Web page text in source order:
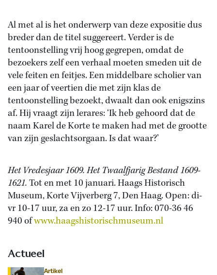
Al met al is het onderwerp van deze expositie dus
breder dan de titel suggereert. Verder is de
tentoonstelling vrij hoog gegrepen, omdat de
bezoekers zelf een verhaal moeten smeden uit de
vele feiten en feitjes. Een middelbare scholier van
een jaar of veertien die met zijn klas de
tentoonstelling bezoekt, dwaalt dan ook enigszins
af. Hij vraagt zijn lerares: ‘Ik heb gehoord dat de
naam Karel de Korte te maken had met de grootte
van zijn geslachtsorgaan. Is dat waar?’
Het Vredesjaar 1609. Het Twaalfjarig Bestand 1609-
1621.Tot en met 10 januari. Haags Historisch
Museum, Korte Vijverberg 7, Den Haag. Open: di-
vr 10-17 uur, za en zo 12-17 uur. Info: 070-36 46
940 ofwww.haagshistorischmuseum.nl
Actueel
Artikel